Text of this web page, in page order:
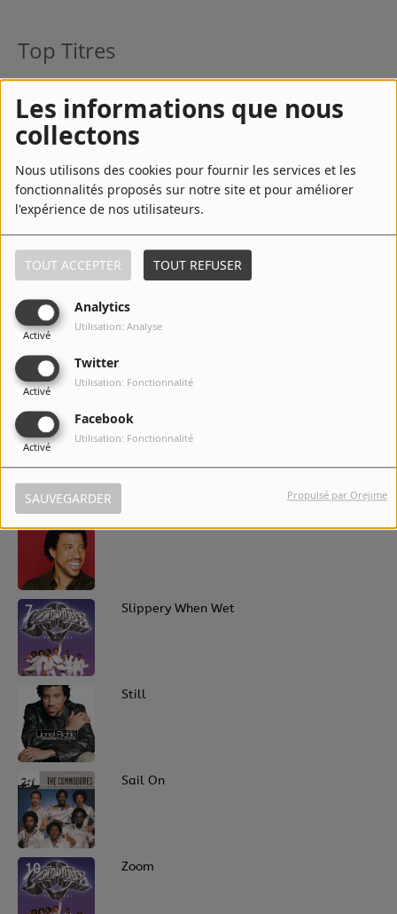
Les informations que nous
collectons
Nous utilisons des cookies pour fournir les services et les
fonctionnalités proposés sur notre site et pour améliorer
l'expérience de nos utilisateurs.
TOUT ACCEPTER TOUT REFUSER
Analytics
Activé
Utilisation: Analyse
Twitter
Activé
Utilisation: Fonctionnalité
Facebook
Activé
Utilisation: Fonctionnalité
SAUVEGARDER Propulsé par Orejime
Top Titres
2 Brick House
3 Nightshift
4
5 Machine Gun
6
7 Slippery When Wet
Still
9 Sail On
10 Zoom